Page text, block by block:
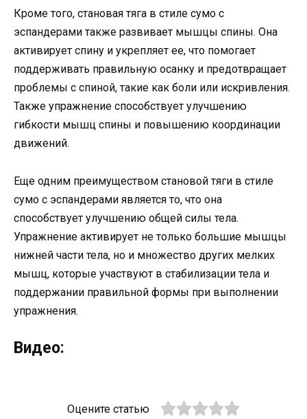
Кроме того, становая тяга в стиле сумо с
эспандерами также развивает мышцы спины. Она
активирует спину и укрепляет ее, что помогает
поддерживать правильную осанку и предотвращает
проблемы с спиной, такие как боли или искривления.
Также упражнение способствует улучшению
гибкости мышц спины и повышению координации
движений.
Еще одним преимуществом становой тяги в стиле
сумо с эспандерами является то, что она
способствует улучшению общей силы тела.
Упражнение активирует не только большие мышцы
нижней части тела, но и множество других мелких
мышц, которые участвуют в стабилизации тела и
поддержании правильной формы при выполнении
упражнения.
Видео:
Оцените статью